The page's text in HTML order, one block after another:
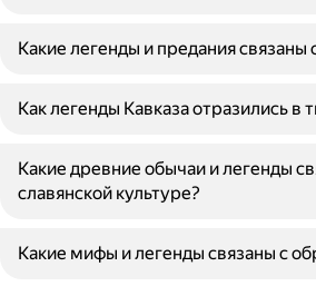
Какие легенды и предания
Как легенды Кавказа отразились в
Какие древние обычаи и легенды
славянской культуре?
Какие мифы и легенды связаны с